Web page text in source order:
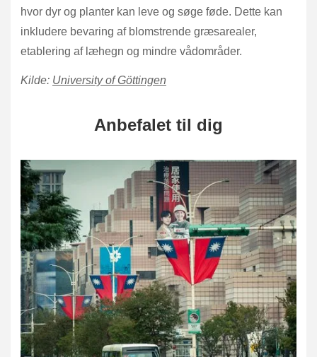
hvor dyr og planter kan leve og søge føde. Dette kan
inkludere bevaring af blomstrende græsarealer,
etablering af læhegn og mindre vådområder.
Kilde: University of Göttingen
Anbefalet til dig